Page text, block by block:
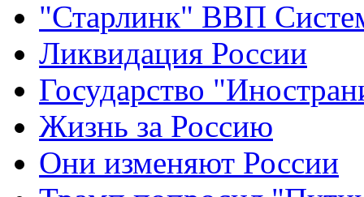
"Старлинк" ВВП
Ликвидация России
Государство
Жизнь за Россию
Они изменяют России